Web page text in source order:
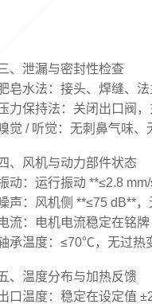
、泄漏与密封性检查
皂水法：接头、焊缝、
力保持法：关闭出口阀
觉 / 听觉：无刺鼻气味、
、风机与动力部件状态
动：运行振动 **≤2.8 mm/
声：风机侧 **≤75 dB**，
流：电机电流稳定在铭
承温度：≤70℃，无过热
、温度分布与加热反馈
口温度：稳定在设定值